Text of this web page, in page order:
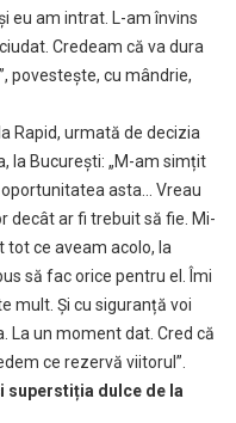
eu am intrat. L-am învins
Credeam că va dura
povestește, cu mândrie,
Rapid, urmată de decizia
la București: „M-am simțit
asta… Vreau
decât ar fi trebuit să fie. Mi-
tot ce aveam acolo, la
să fac orice pentru el. Îmi
mult. Și cu siguranță voi
La un moment dat. Cred că
ce rezervă viitorul”.
superstiția dulce de la